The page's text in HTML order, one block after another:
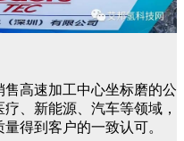
高速加工中心坐标磨的公
、新能源、汽车等领域，
得到客户的一致认可。